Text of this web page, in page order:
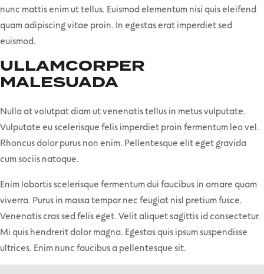
nunc mattis enim ut tellus. Euismod elementum nisi quis eleifend
quam adipiscing vitae proin. In egestas erat imperdiet sed
euismod.
ULLAMCORPER
MALESUADA
Nulla at volutpat diam ut venenatis tellus in metus vulputate.
Vulputate eu scelerisque felis imperdiet proin fermentum leo vel.
Rhoncus dolor purus non enim. Pellentesque elit eget gravida
cum sociis natoque.
Enim lobortis scelerisque fermentum dui faucibus in ornare quam
viverra. Purus in massa tempor nec feugiat nisl pretium fusce.
Venenatis cras sed felis eget. Velit aliquet sagittis id consectetur.
Mi quis hendrerit dolor magna. Egestas quis ipsum suspendisse
ultrices. Enim nunc faucibus a pellentesque sit.